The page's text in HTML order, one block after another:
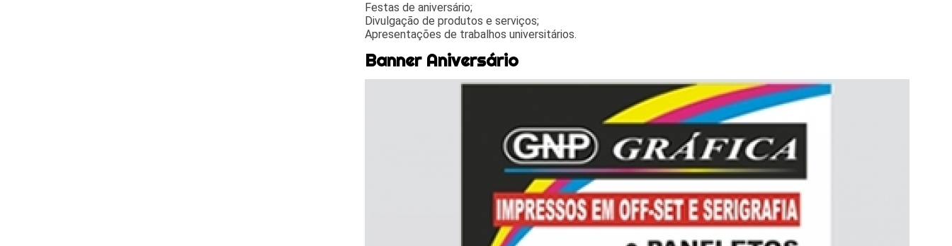
Festas de aniversário;
Divulgação de produtos e serviços;
Apresentações de trabalhos universitários.
Banner Aniversário